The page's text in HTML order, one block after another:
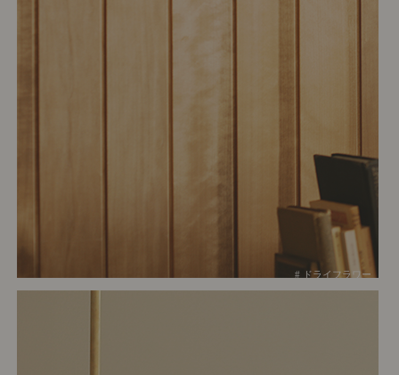
# ドライフラワー